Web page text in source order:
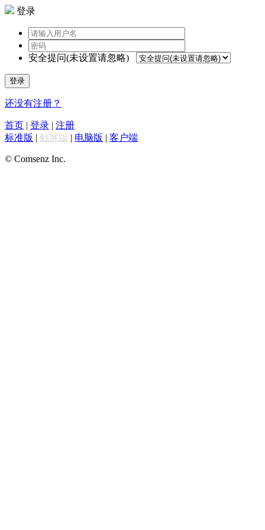
登录
安全提问(未设置请忽略)
登录
还没有注册？
首页 | 登录 | 注册
标准版 | 触屏版 | 电脑版 | 客户端
© Comsenz Inc.